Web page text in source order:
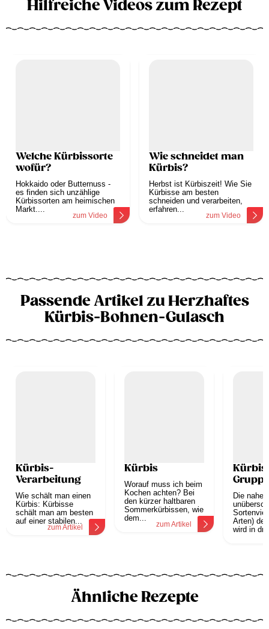
Hilfreiche Videos zum Rezept
Welche Kürbissorte
wofür?
Hokkaido oder Butternuss -
es finden sich unzählige
Kürbissorten am heimischen
Markt....
zum Video
Wie schneidet man
Kürbis?
Herbst ist Kürbiszeit! Wie Sie
Kürbisse am besten
schneiden und verarbeiten,
erfahren...
zum Video
Passende Artikel zu Herzhaftes
Kürbis-Bohnen-Gulasch
Kürbis-
Verarbeitung
Wie schält man einen
Kürbis: Kürbisse
schält man am besten
auf einer stabilen...
zum Artikel
Kürbis
Worauf muss ich beim
Kochen achten? Bei
den kürzer haltbaren
Sommerkürbissen, wie
dem...
zum Artikel
Die
Arten)
wird in
Ähnliche Rezepte